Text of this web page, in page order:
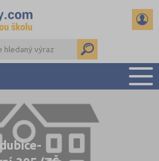
PŘEHLED ŠKOL
PŘIJÍMAČKY NA SŠ
RADY A ČLÁNKY